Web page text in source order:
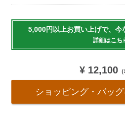
to
5,000円以上お買い上げで、今
詳細はこち
¥ 12,100
ショッピング・バッグ